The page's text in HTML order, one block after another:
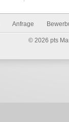
Anfrage
© 2026 pts